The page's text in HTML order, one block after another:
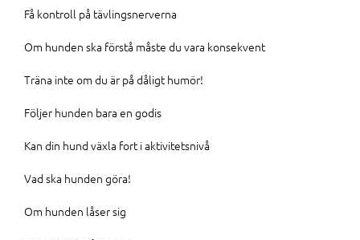
Få kontroll på tävlingsnerverna
Om hunden ska förstå måste du vara konsekvent
Träna inte om du är på dåligt humör!
Följer hunden bara en godis
Kan din hund växla fort i aktivitetsnivå
Vad ska hunden göra!
Om hunden låser sig